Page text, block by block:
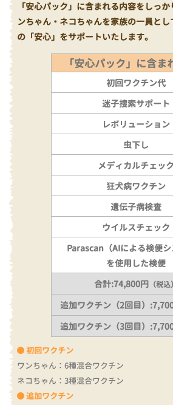
「安心パック」に含まれる内容をしっ
ンちゃん・ネコちゃんを家族の一員と
の「安心」をサポートいたします。
初回ワクチン
ワンちゃん：6種混合ワクチン
ネコちゃん：3種混合ワクチン
追加ワクチン
「安心パック」に含ま
初回ワクチン代
迷子捜索サポート
レボリューション
虫下し
メディカルチェック
狂犬病ワクチン
遺伝子病検査
ウイルスチェック
Parascan（AIによる検便シ
を使用した検便
合計:74,800円 （税込）
追加ワクチン（2回目）
追加ワクチン（3回目）